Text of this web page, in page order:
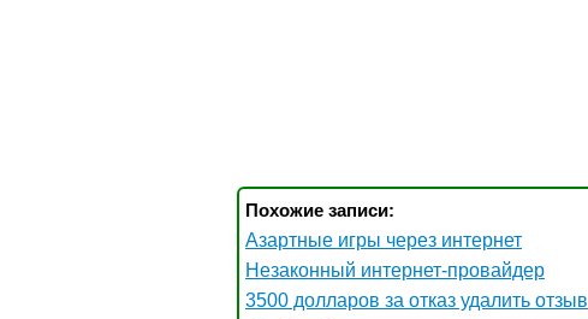
Похожие записи:
Азартные игры через интернет
Незаконный интернет-провайдер
3500 долларов за отказ удалить отзыв